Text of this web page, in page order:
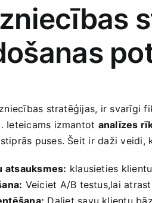
stratēģijas, ir svarīgi
Ieteicams izmantot analīzes
puses. Šeit ir daži
atsauksmes: klausieties
Veiciet A/B testus,lai
‌Daliet‍ savu klientu